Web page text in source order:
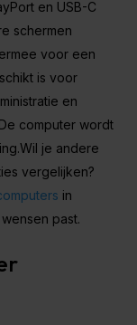
en USB-C
schermen
voor een
is voor
en
computer wordt
je andere
vergelijken?
in
past.